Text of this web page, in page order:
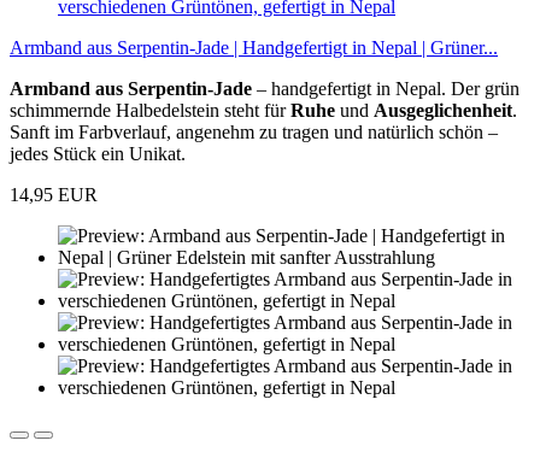
Armband aus Serpentin-Jade | Handgefertigt in Nepal | Grüner...
Armband aus Serpentin-Jade – handgefertigt in Nepal. Der grün
schimmernde Halbedelstein steht fürRuhe und Ausgeglichenheit.
Sanft im Farbverlauf, angenehm zu tragen und natürlich schön –
jedes Stück ein Unikat.
14,95 EUR